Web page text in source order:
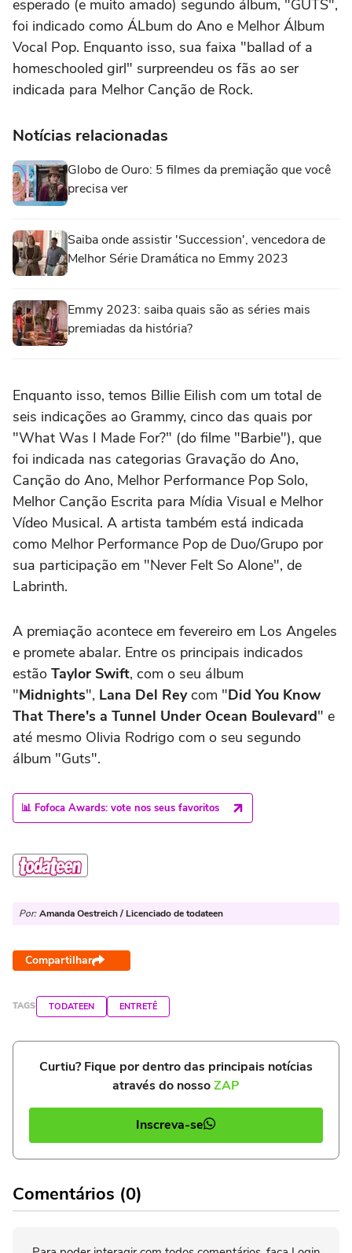
esperado (e muito amado) segundo álbum, "GUTS",
foi indicado como ÁLbum do Ano e Melhor Álbum
Vocal Pop. Enquanto isso, sua faixa "ballad of a
homeschooled girl" surpreendeu os fãs ao ser
indicada para Melhor Canção de Rock.
Notícias relacionadas
Globo de Ouro: 5 filmes da premiação que você
precisa ver
Saiba onde assistir 'Succession', vencedora de
Melhor Série Dramática no Emmy 2023
Emmy 2023: saiba quais são as séries mais
premiadas da história?
Enquanto isso, temos Billie Eilish com um total de
seis indicações ao Grammy, cinco das quais por
"What Was I Made For?" (do filme "Barbie"), que
foi indicada nas categorias Gravação do Ano,
Canção do Ano, Melhor Performance Pop Solo,
Melhor Canção Escrita para Mídia Visual e Melhor
Vídeo Musical. A artista também está indicada
como Melhor Performance Pop de Duo/Grupo por
sua participação em "Never Felt So Alone", de
Labrinth.
A premiação acontece em fevereiro em Los Angeles
e promete abalar. Entre os principais indicados
estão Taylor Swift, com o seu álbum
"Midnights", Lana Del Reycom "Did You Know
That There's a Tunnel Under Ocean Boulevard" e
até mesmo Olivia Rodrigo com o seu segundo
álbum "Guts".
📊 Fofoca Awards: vote nos seus favoritos
Por: Amanda Oestreich / Licenciado de todateen
Compartilhar
TAGS TODATEEN ENTRETÊ
Curtiu? Fique por dentro das principais notícias
através do nossoZAP
Inscreva-se
Comentários (0)